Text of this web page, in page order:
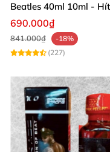
Beatles 40ml 10ml - Hít
thích Top Bot
690.000₫
841.000₫
-18%
(227)